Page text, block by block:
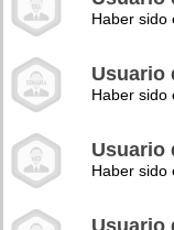
Haber sido
Usuario
Haber sido
Usuario
Haber sido
Usuario